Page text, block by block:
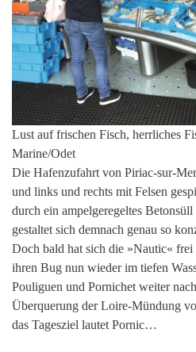
Lust auf frischen Fisch, herrliches
Marine/Odet
Die Hafenzufahrt von Piriac-sur-
und links und rechts mit Felsen
durch ein ampelgeregeltes
gestaltet sich demnach genau so
Doch bald hat sich die »Nautic«
ihren Bug nun wieder im tiefen
Pouliguen und Pornichet weiter
Überquerung der Loire-Mündung
das Tagesziel lautet Pornic…